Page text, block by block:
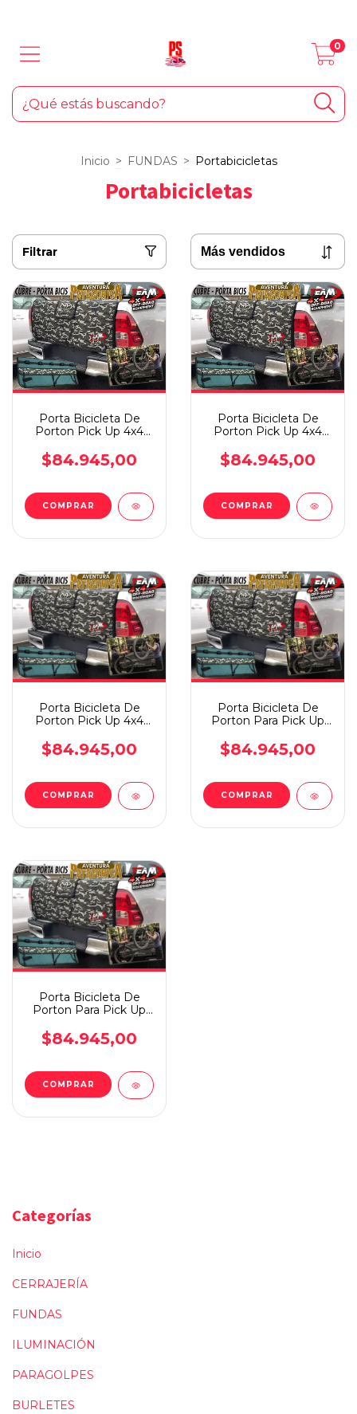
0
Inicio > FUNDAS > Portabicicletas
Portabicicletas
Filtrar
Porta Bicicleta De
Porton Pick Up 4x4
$84.945,00
Porta Bicicleta De
Porton Pick Up 4x4
$84.945,00
Porta Bicicleta De
Porton Pick Up 4x4
$84.945,00
Porta Bicicleta De
Porton Para Pick Up
$84.945,00
Porta Bicicleta De
Porton Para Pick Up
$84.945,00
Categorías
Inicio
CERRAJERÍA
FUNDAS
ILUMINACIÓN
PARAGOLPES
BURLETES